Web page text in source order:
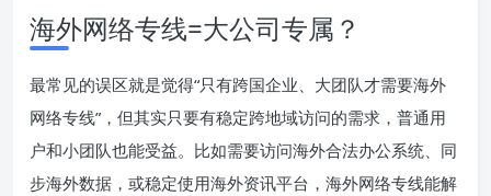
海外网络专线=大公司专属？
最常见的误区就是觉得“只有跨国企业、大团队才需要海外
网络专线”，但其实只要有稳定跨地域访问的需求，普通用
户和小团队也能受益。比如需要访问海外合法办公系统、同
步海外数据，或稳定使用海外资讯平台，海外网络专线能解